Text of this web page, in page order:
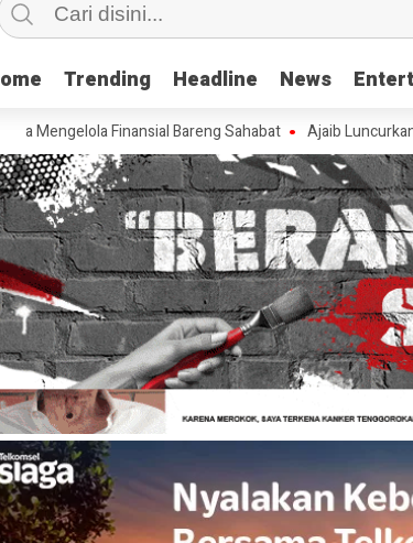
Trending Headline News
Trending Headline News
Finansial Bareng Sahabat Ajaib Luncurkan Investasi